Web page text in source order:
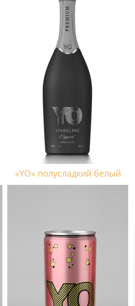
«YO» полусладкий белый